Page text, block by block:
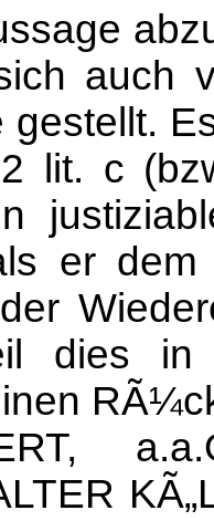
auch
gestellt.
lit. c
er dem
dies